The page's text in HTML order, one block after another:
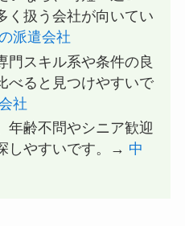
く扱う会社が向いてい
派遣会社
門スキル系や条件の良
べると見つけやすいで
社
年齢不問やシニア歓迎
しやすいです。→ 中